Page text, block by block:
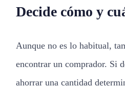
Decide cómo y
Aunque no es lo habitual,
encontrar un comprador. Si
ahorrar una cantidad